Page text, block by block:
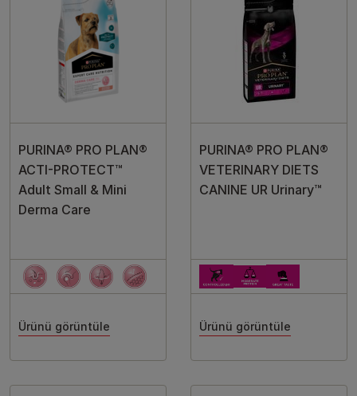
PURINA® PRO PLAN®
ACTI-PROTECT™
Adult Small & Mini
Derma Care
Ürünü görüntüle
PURINA® PRO PLAN®
VETERINARY DIETS
CANINE UR Urinary™
Ürünü görüntüle